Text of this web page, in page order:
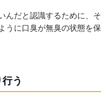
んだと認識するために、そ
うに口臭が無臭の状態を保
う